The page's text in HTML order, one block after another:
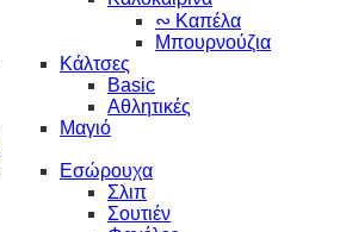
∾ Καπέλα
Μπουρνούζια
Κάλτσες
Basic
Αθλητικές
Μαγιό
Εσώρουχα
Σλιπ
Σουτιέν